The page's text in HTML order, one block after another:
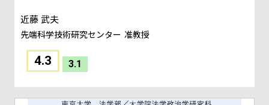
近藤 武夫
先端科学技術研究センター 准教授
4.3 3.1